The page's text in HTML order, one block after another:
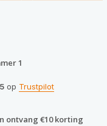
1
op Trustpilot
ontvang €10 korting